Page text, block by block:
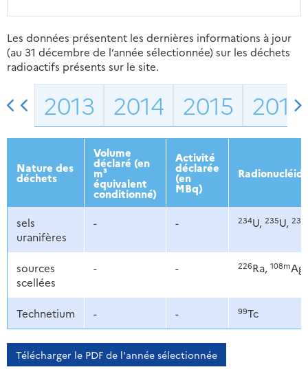
Les données présentent les dernières informations à jour
(au 31 décembre de l’année sélectionnée) sur les déchets
radioactifs présents sur le site.
2013 2014 2015 2016
Nature des
déchets
Volume
déclaré (en
m³
équivalent
conditionné)
Activité
déclarée
(en
MBq)
sels
uranifères
- - 234U, 235U, 238
sources
scellées
- - 226Ra, 108mAg
Technetium - - 99Tc
Télécharger le PDF de l'année sélectionnée